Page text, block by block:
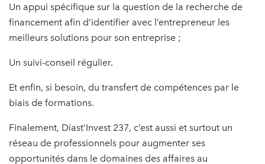
Un appui spécifique sur la question de la recherche de
financement afin d’identifier avec l’entrepreneur les
meilleurs solutions pour son entreprise ;
Un suivi-conseil régulier.
Et enfin, si besoin, du transfert de compétences par le
biais de formations.
Finalement, Diast’Invest 237, c’est aussi et surtout un
réseau de professionnels pour augmenter ses
opportunités dans le domaines des affaires au